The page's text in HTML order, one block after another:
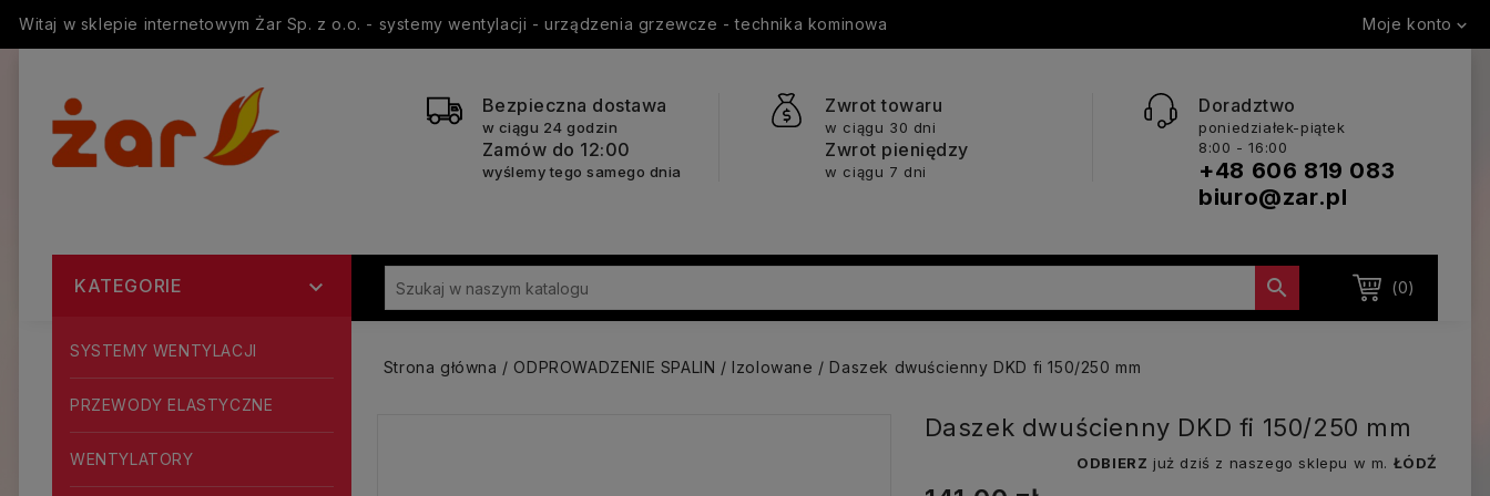
Witaj w sklepie internetowym Żar Sp. z o.o. - systemy wentylacji - urządzenia grzewcze - technika kominowa Moje konto 
Bezpieczna dostawa
w ciągu 24 godzin
Zamów do 12:00
wyślemy tego samego dnia
Zwrot towaru
w ciągu 30 dni
Zwrot pieniędzy
w ciągu 7 dni
Doradztwo
poniedziałek-piątek
8:00 - 16:00
+48 606 819 083
biuro@zar.pl
(0)

KATEGORIE 
SYSTEMY WENTYLACJI
PRZEWODY ELASTYCZNE
WENTYLATORY
Strona główna ODPROWADZENIE SPALIN Izolowane Daszek dwuścienny DKD fi 150/250 mm
Daszek dwuścienny DKD fi 150/250 mm
ODBIERZ już dziś z naszego sklepu w m. ŁÓDŹ